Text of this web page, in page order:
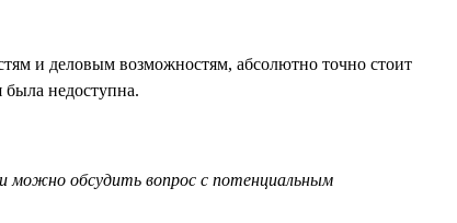
и деловым возможностям, абсолютно точно стоит
недоступна.
можно обсудить вопрос с потенциальным